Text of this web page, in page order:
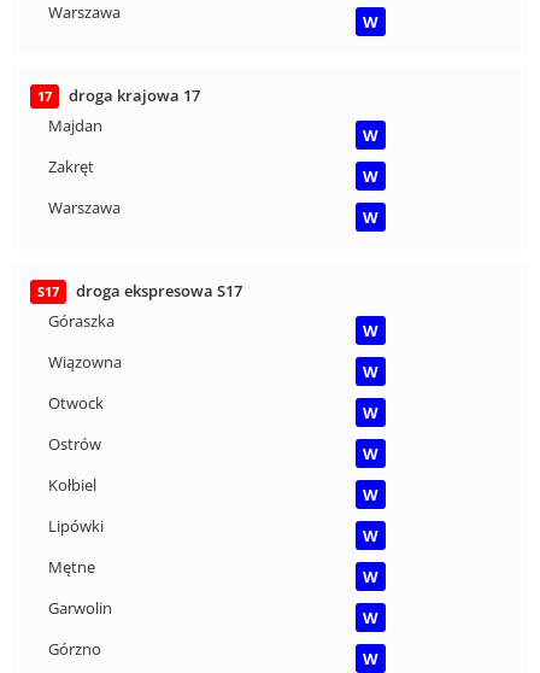
Warszawa
W
17
droga krajowa 17
Majdan
W
Zakręt
W
Warszawa
W
S17
droga ekspresowa S17
Góraszka
W
Wiązowna
W
Otwock
W
Ostrów
W
Kołbiel
W
Lipówki
W
Mętne
W
Garwolin
W
Górzno
W